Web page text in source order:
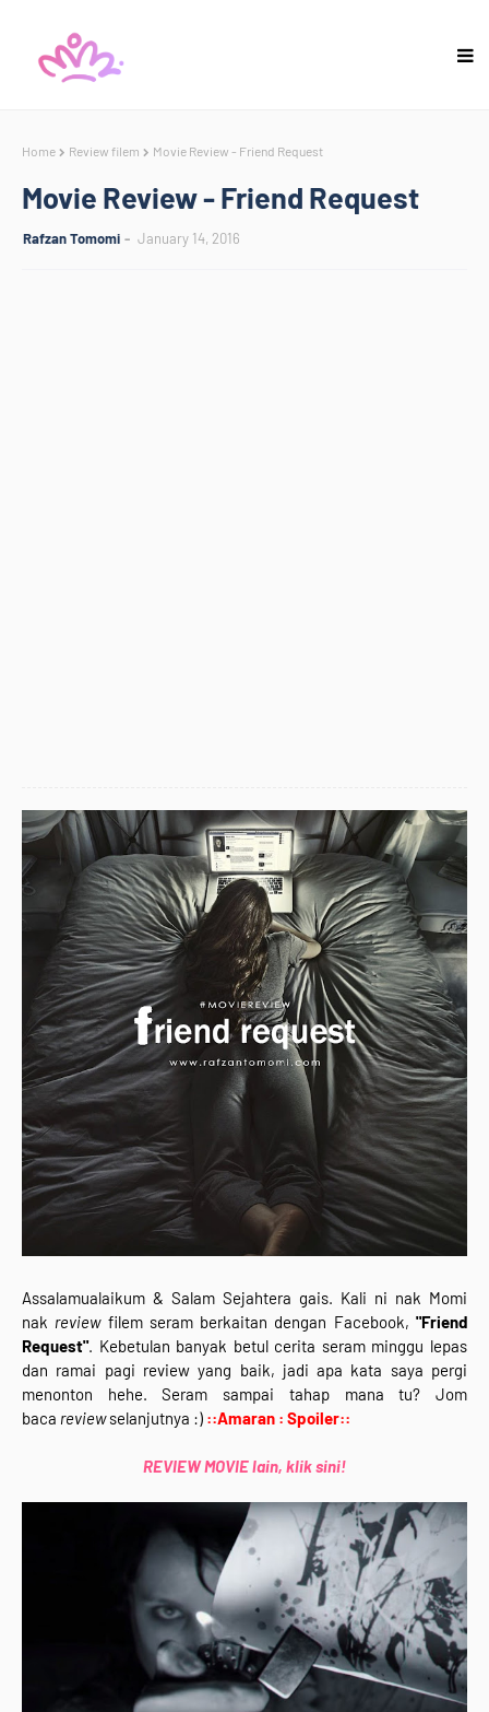
Home Review filem Movie Review - Friend Request
Movie Review - Friend Request
Rafzan Tomomi January 14, 2016
Assalamualaikum & Salam Sejahtera gais. Kali ni nak Momi
nak reviewfilem seram berkaitan dengan Facebook,"Friend
Request". Kebetulan banyak betul cerita seram minggu lepas
dan ramai pagi review yang baik, jadi apa kata saya pergi
menonton hehe. Seram sampai tahap mana tu? Jom
baca reviewselanjutnya :) ::Amaran : Spoiler::
REVIEW MOVIE lain, klik sini!